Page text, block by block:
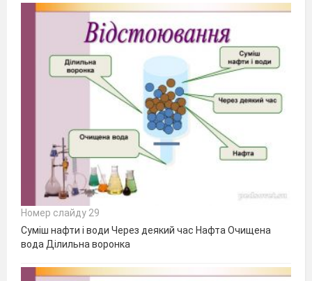
Номер слайду 29
Суміш нафти і води Через деякий час Нафта Очищена
вода Ділильна воронка